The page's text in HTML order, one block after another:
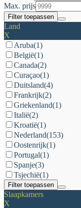
Max. prijs
Filter toepassen
Land
X
Aruba(1)
België(1)
Canada(2)
Curaçao(1)
Duitsland(4)
Frankrijk(2)
Griekenland(1)
Italië(2)
Kroatië(1)
Nederland(153)
Oostenrijk(1)
Portugal(1)
Spanje(3)
Tsjechië(1)
Filter toepassen
Slaapkamers
X